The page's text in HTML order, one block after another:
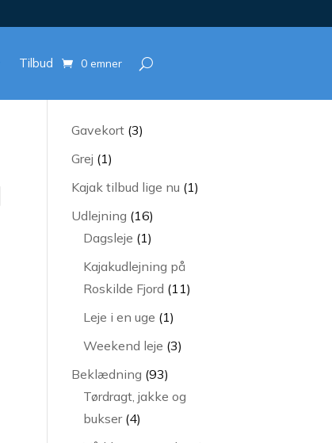
Tilbud 0 emner
Gavekort 33
Grej 11
vare
Kajak tilbud lige nu 11
Udlejning 1616
varer
Dagsleje 11
vare
Kajakudlejning på
Roskilde Fjord 1111
Leje i en uge 11
vare
Weekend leje 33
Beklædning 9393
varer
Tørdragt, jakke og
bukser 44